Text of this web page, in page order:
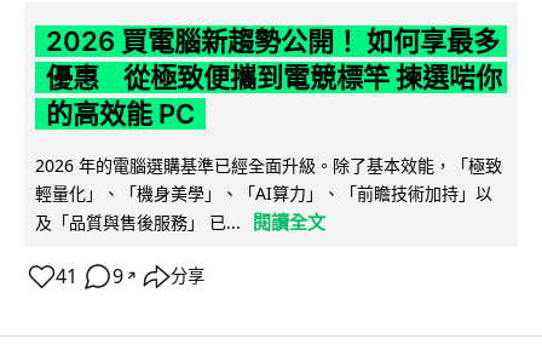
2026 買電腦新趨勢公開！ 如何享最多
優惠 從極致便攜到電競標竿 揀選啱你
的高效能 PC
2026 年的電腦選購基準已經全面升級。除了基本效能，「極致
輕量化」、「機身美學」、「AI算力」、「前瞻技術加持」以
及「品質與售後服務」 已...
閱讀全文
41 9 ↗ 分享